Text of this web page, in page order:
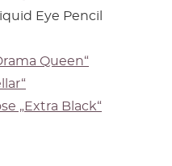
Eye Pencil
Queen“
„Extra Black“